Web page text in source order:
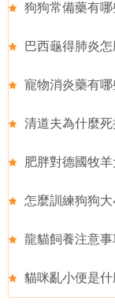
狗狗常備藥有
巴西龜得肺炎
寵物消炎藥有
清道夫為什麼
肥胖對德國牧
怎麼訓練狗狗大
龍貓飼養注意
貓咪亂小便是